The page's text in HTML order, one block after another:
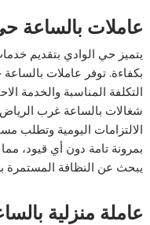
عاملات بالساعة
يتميز حي الوادي بتقديم
بكفاءة. توفر عاملات
التكلفة المناسبة والخدمة
شغالات بالساعة غرب الرياض
الالتزامات اليومية وتطلب
بمرونة تامة دون أي قيود،
يبحث عن النظافة المستمرة
عاملة منزلية